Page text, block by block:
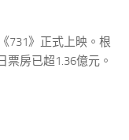
731》正式上映。根
房已超1.36億元。